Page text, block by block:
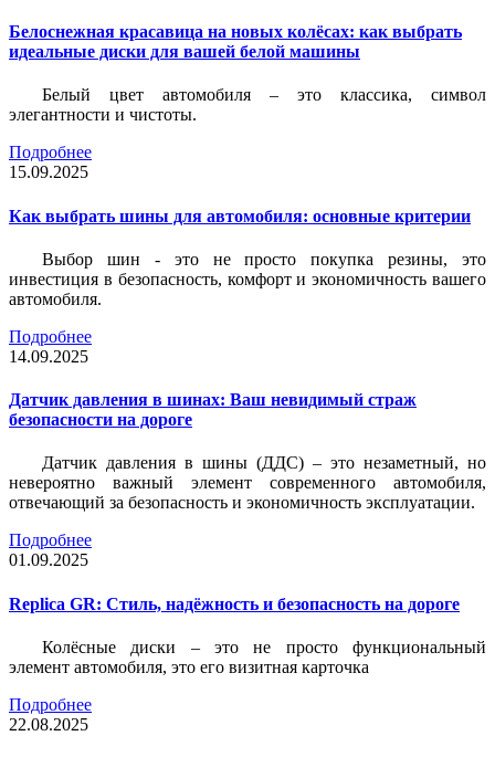
Белоснежная красавица на новых колёсах: как выбрать
идеальные диски для вашей белой машины
Белый цвет автомобиля – это классика, символ
элегантности и чистоты.
Подробнее
15.09.2025
Как выбрать шины для автомобиля: основные критерии
Выбор шин - это не просто покупка резины, это
инвестиция в безопасность, комфорт и экономичность вашего
автомобиля.
Подробнее
14.09.2025
Датчик давления в шинах: Ваш невидимый страж
безопасности на дороге
Датчик давления в шины (ДДС) – это незаметный, но
невероятно важный элемент современного автомобиля,
отвечающий за безопасность и экономичность эксплуатации.
Подробнее
01.09.2025
Replica GR: Стиль, надёжность и безопасность на дороге
Колёсные диски – это не просто функциональный
элемент автомобиля, это его визитная карточка
Подробнее
22.08.2025